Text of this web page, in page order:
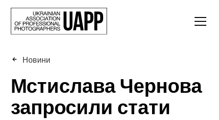
Новини
Мстислава Чернова
запросили стати